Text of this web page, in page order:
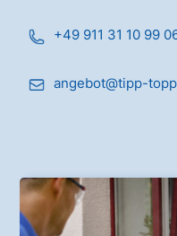
+49 911 31 10 99
angebot@tipp-